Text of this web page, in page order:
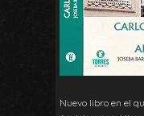
Nuevo libro en el